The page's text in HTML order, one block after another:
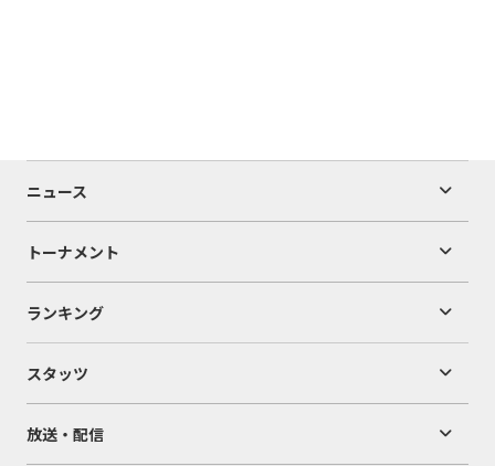
ニュース
トーナメント
ランキング
スタッツ
放送・配信